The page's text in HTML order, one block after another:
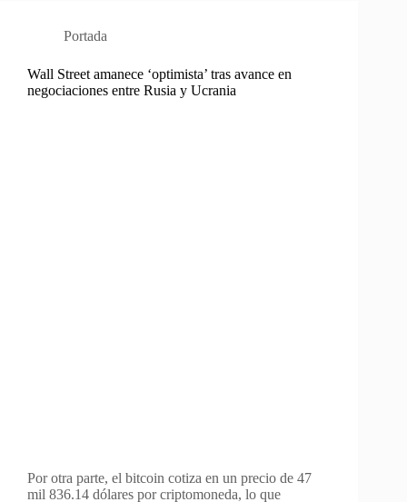
Portada
Wall Street amanece ‘optimista’ tras avance en
negociaciones entre Rusia y Ucrania
Por otra parte, el bitcoin cotiza en un precio de 47
mil 836.14 dólares por criptomoneda, lo que